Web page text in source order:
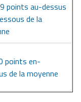
points au-dessus
de la
points en-
de la moyenne